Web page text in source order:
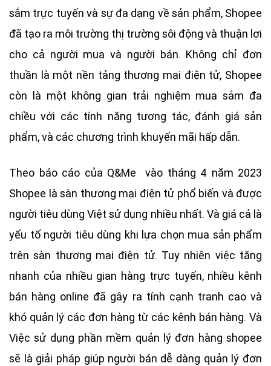
sắm trực tuyến và sự đa dạng về sản phẩm, Shopee
đã tạo ra môi trường thị trường sôi động và thuận lợi
cho cả người mua và người bán. Không chỉ đơn
thuần là một nền tảng thương mại điện tử, Shopee
còn là một không gian trải nghiệm mua sắm đa
chiều với các tính năng tương tác, đánh giá sản
phẩm, và các chương trình khuyến mãi hấp dẫn.
Theo báo cáo của Q&Me vào tháng 4 năm 2023
Shopee là sàn thương mại điện tử phổ biến và được
người tiêu dùng Việt sử dụng nhiều nhất. Và giá cả là
yếu tố người tiêu dùng khi lựa chọn mua sản phẩm
trên sàn thương mại điện tử. Tuy nhiên việc tăng
nhanh của nhiều gian hàng trực tuyến, nhiều kênh
bán hàng online đã gây ra tính cạnh tranh cao và
khó quản lý các đơn hàng từ các kênh bán hàng. Và
Việc sử dụng phần mềm quản lý đơn hàng shopee
sẽ là giải pháp giúp người bán dễ dàng quản lý đơn